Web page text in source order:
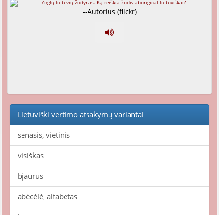
--Autorius (flickr)
Lietuviški vertimo atsakymų variantai
senasis, vietinis
visiškas
bjaurus
abėcėlė, alfabetas